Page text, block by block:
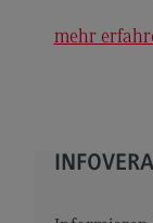
Kontakt
Profil-O-
mehr